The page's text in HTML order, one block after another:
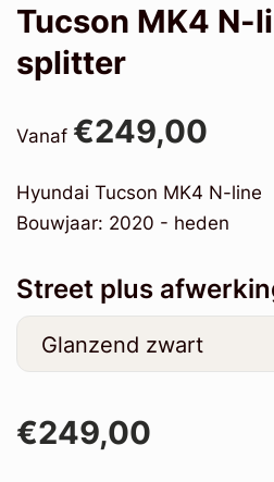
Tucson MK4 N-
splitter
Vanaf €249,00
Hyundai Tucson MK4 N-line
Bouwjaar: 2020 - heden
Street plus
€249,00